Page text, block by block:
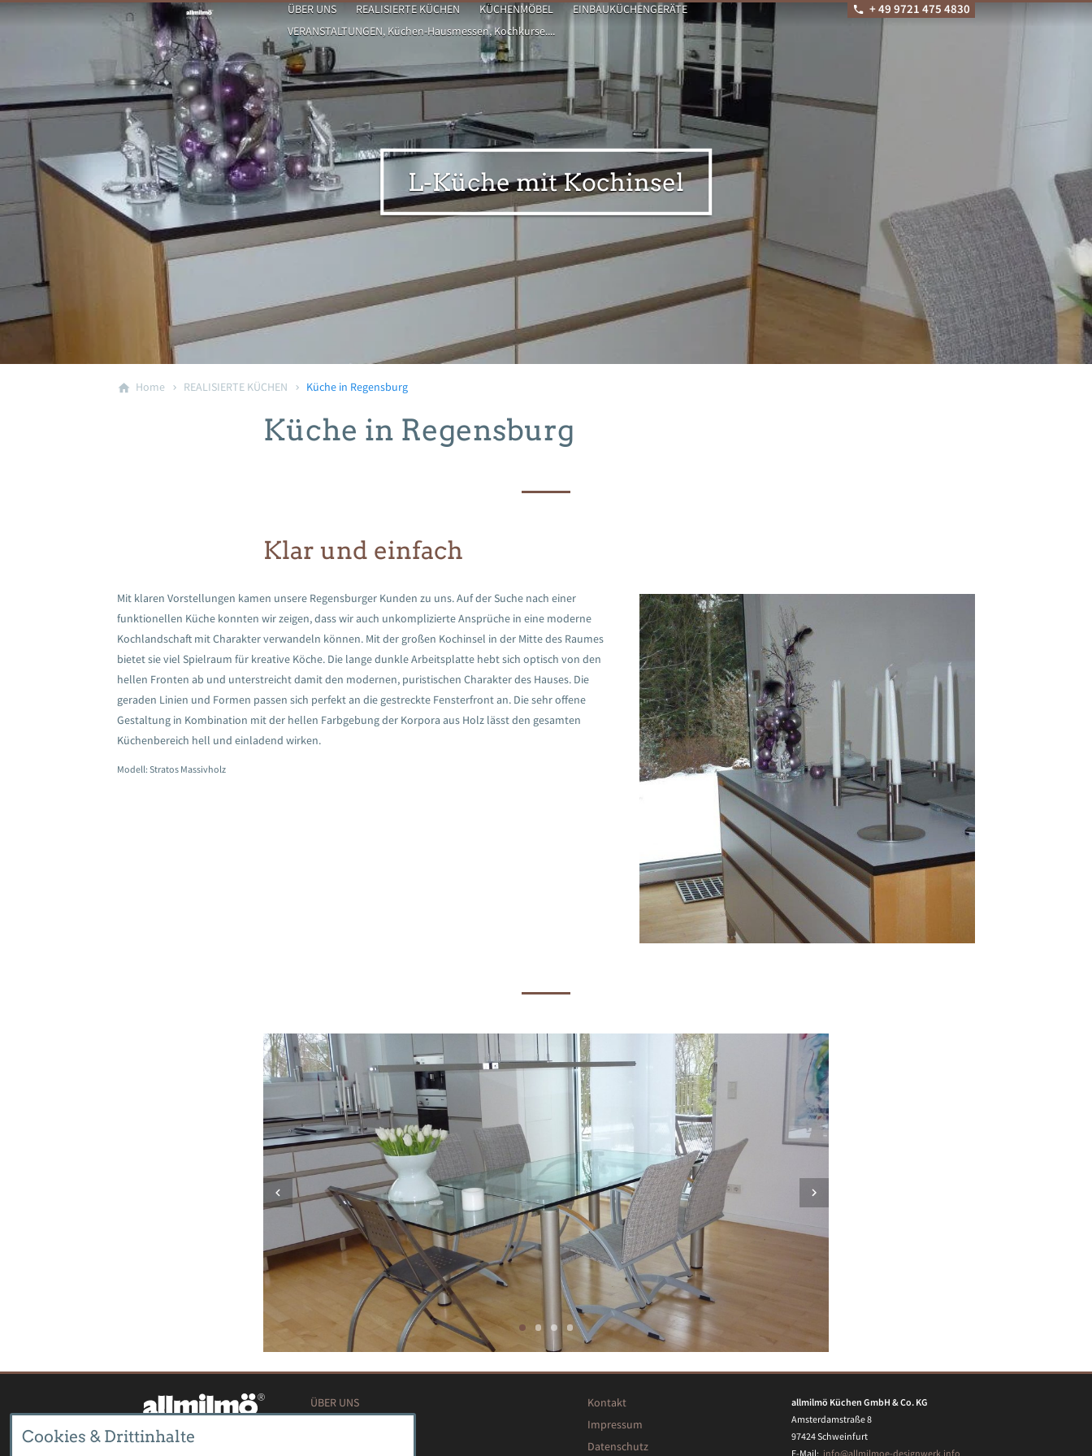
ÜBER UNS REALISIERTE KÜCHEN KÜCHENMÖBEL
EINBAUKÜCHENGERÄTE
VERANSTALTUNGEN, Küchen-Hausmessen, Kochkurse....
+ 49 9721 475 4830
L-Küche mit Kochinsel
Home REALISIERTE KÜCHEN Küche in Regensburg
Küche in Regensburg
Klar und einfach
Mit klaren Vorstellungen kamen unsere Regensburger Kunden zu uns. Auf der Suche nach einer
funktionellen Küche konnten wir zeigen, dass wir auch unkomplizierte Ansprüche in eine moderne
Kochlandschaft mit Charakter verwandeln können. Mit der großen Kochinsel in der Mitte des Raumes
bietet sie viel Spielraum für kreative Köche. Die lange dunkle Arbeitsplatte hebt sich optisch von den
hellen Fronten ab und unterstreicht damit den modernen, puristischen Charakter des Hauses. Die
geraden Linien und Formen passen sich perfekt an die gestreckte Fensterfront an. Die sehr offene
Gestaltung in Kombination mit der hellen Farbgebung der Korpora aus Holz lässt den gesamten
Küchenbereich hell und einladend wirken.
Modell: Stratos Massivholz
ÜBER UNS
Kontakt
Impressum
Datenschutz
allmilmö Küchen GmbH & Co. KG
Amsterdamstraße 8
97424 Schweinfurt
E-Mail: info@allmilmoe-designwerk.info
Cookies & Drittinhalte